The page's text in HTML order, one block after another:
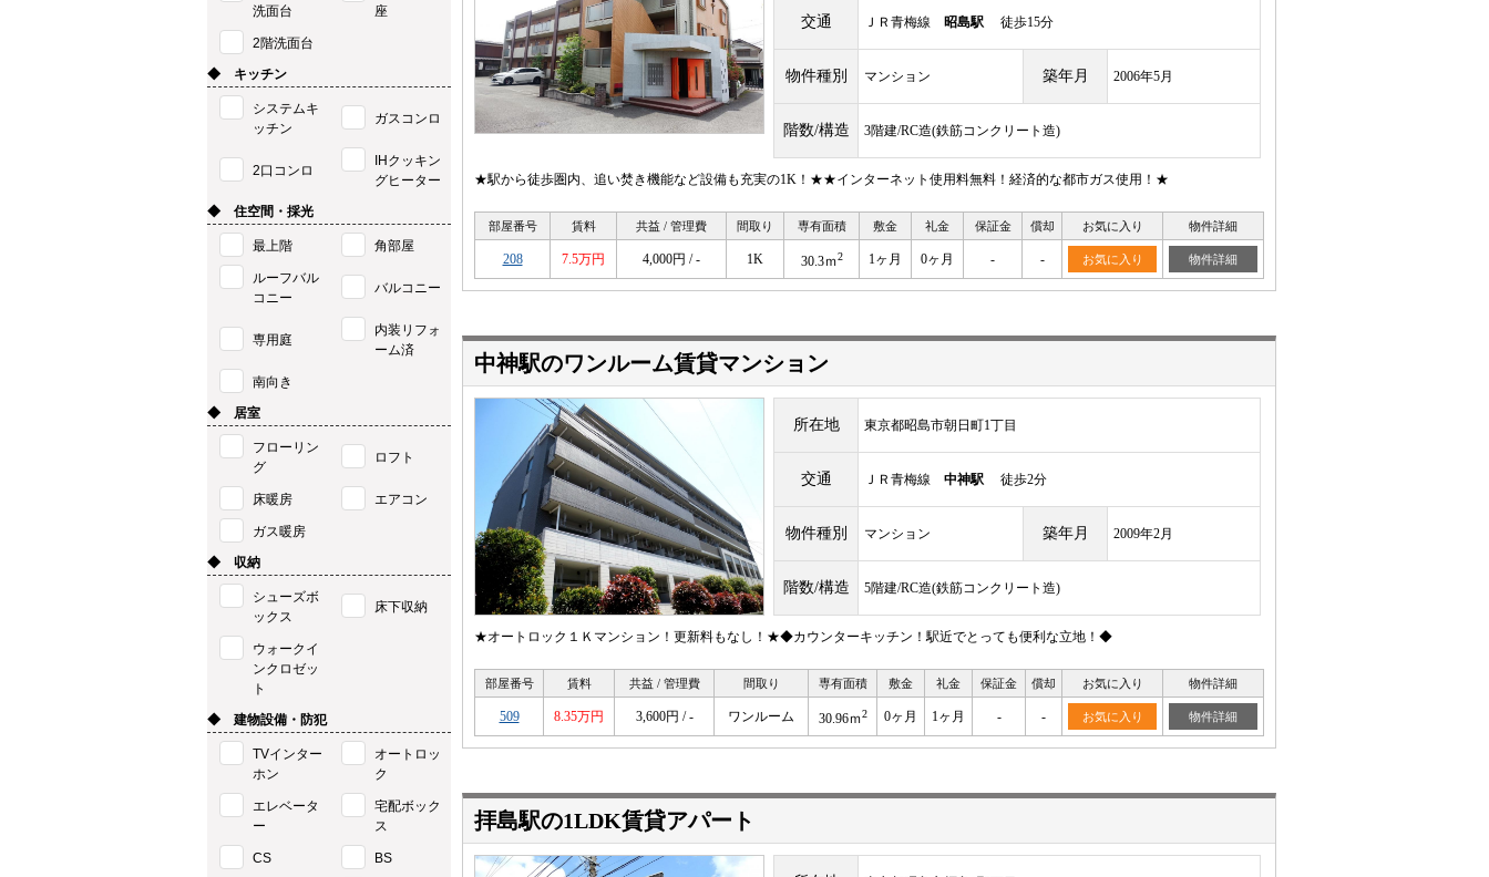
交通 ＪＲ青梅線 昭島駅 徒歩15分
物件種別 マンション 築年月 2006年5月
階数/構造 3階建/RC造(鉄筋コンクリート造)
★駅から徒歩圏内、追い焚き機能など設備も充実の1K！★★インターネット使用料無料！経済的な都市ガス使用！★
部屋番号 賃料 共益 / 管理費 間取り 専有面積 敷金 礼金 保証金 償却 お気に入り 物件詳細
208 7.5万円 4,000円 / - 1K 30.3ｍ2 1ヶ月 0ヶ月 - - お気に入り 物件詳細
中神駅のワンルーム賃貸マンション
所在地 東京都昭島市朝日町1丁目
交通 ＪＲ青梅線 中神駅 徒歩2分
物件種別 マンション 築年月 2009年2月
階数/構造 5階建/RC造(鉄筋コンクリート造)
★オートロック１Ｋマンション！更新料もなし！★◆カウンターキッチン！駅近でとっても便利な立地！◆
部屋番号 賃料 共益 / 管理費 間取り 専有面積 敷金 礼金 保証金 償却 お気に入り 物件詳細
509 8.35万円 3,600円 / - ワンルーム 30.96ｍ2 0ヶ月 1ヶ月 - - お気に入り 物件詳細
拝島駅の1LDK賃貸アパート
洗面台
座
2階洗面台
◆ キッチン
システムキ
ッチン
ガスコンロ
2口コンロ
IHクッキン
グヒーター
◆ 住空間・採光
最上階 角部屋
ルーフバル
コニー
バルコニー
専用庭
内装リフォ
ーム済
南向き
◆ 居室
フローリン
グ
ロフト
床暖房 エアコン
ガス暖房
◆ 収納
シューズボ
ックス
床下収納
ウォークイ
ンクロゼッ
ト
◆ 建物設備・防犯
TVインター
ホン
オートロッ
ク
エレベータ
ー
宅配ボック
ス
CS BS